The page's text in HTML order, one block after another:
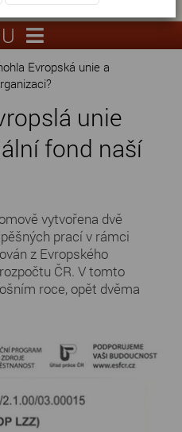
551
lysa.cz
Evropská unie a
unie
fond naší
vytvořena dvě
prací v rámci
z Evropského
ČR. V tomto
roce, opět dvěma